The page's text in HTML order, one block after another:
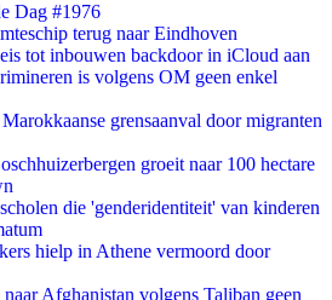
Dag #1976
terug naar Eindhoven
tot inbouwen backdoor in iCloud aan
is volgens OM geen enkel
grensaanval door migranten
groeit naar 100 hectare
die 'genderidentiteit' van kinderen
hielp in Athene vermoord door
Afghanistan volgens Taliban geen